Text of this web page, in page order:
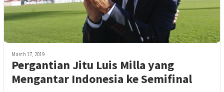
March 17, 2019
Pergantian Jitu Luis Milla yang
Mengantar Indonesia ke Semifinal